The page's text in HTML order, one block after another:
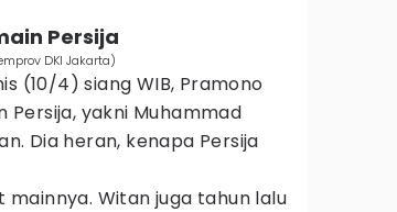
Persija
DKI Jakarta)
(10/4) siang WIB, Pramono
yakni Muhammad
Dia heran, kenapa Persija
Witan juga tahun lalu